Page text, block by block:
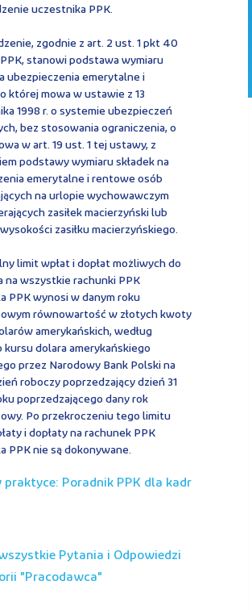
Kalkulator PPK
Zaloguj się
A
uczestnika PPK.
zgodnie z art. 2 ust. 1 pkt 40
stanowi podstawa wymiaru
ubezpieczenia emerytalne i
której mowa w ustawie z 13
1998 r. o systemie ubezpieczeń
bez stosowania ograniczenia, o
w art. 19 ust. 1 tej ustawy, z
podstawy wymiaru składek na
emerytalne i rentowe osób
na urlopie wychowawczym
zasiłek macierzyński lub
zasiłku macierzyńskiego.
limit wpłat i dopłat możliwych do
na wszystkie rachunki PPK
PPK wynosi w danym roku
równowartość w złotych kwoty
amerykańskich, według
kursu dolara amerykańskiego
przez Narodowy Bank Polski na
roboczy poprzedzający dzień 31
poprzedzającego dany rok
Po przekroczeniu tego limitu
i dopłaty na rachunek PPK
PPK nie są dokonywane.
praktyce: Poradnik PPK dla kadr
Pytania i Odpowiedzi
"
pracodawca"